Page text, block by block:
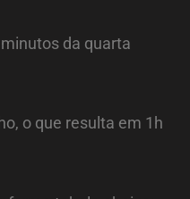
da quarta
o que resulta em 1h